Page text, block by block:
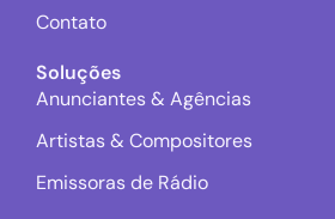
Contato
Soluções
Anunciantes & Agências
Artistas & Compositores
Emissoras de Rádio